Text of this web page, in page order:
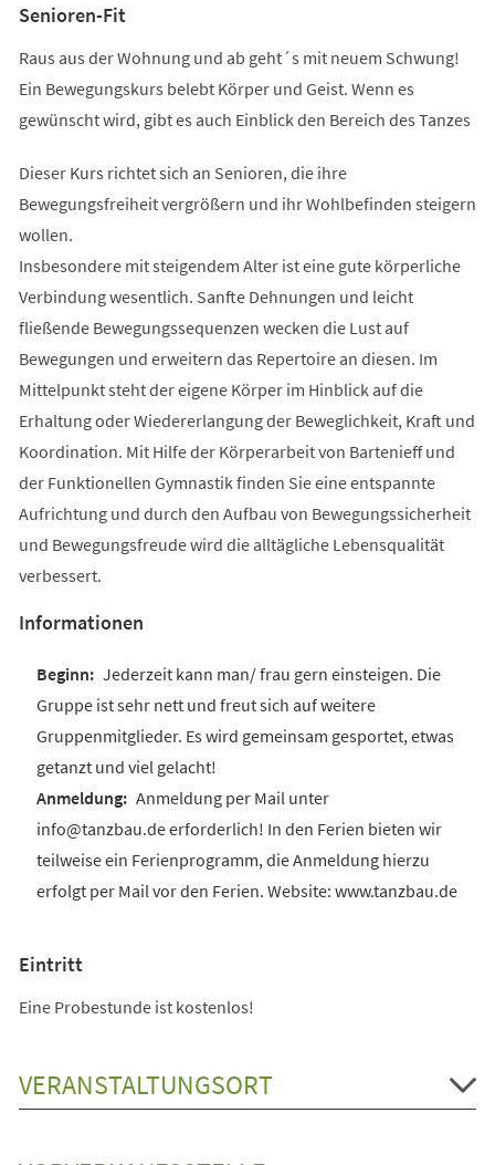
Senioren-Fit
Raus aus der Wohnung und ab geht´s mit neuem Schwung!
Ein Bewegungskurs belebt Körper und Geist. Wenn es
gewünscht wird, gibt es auch Einblick den Bereich des Tanzes
Dieser Kurs richtet sich an Senioren, die ihre
Bewegungsfreiheit vergrößern und ihr Wohlbefinden steigern
wollen.
Insbesondere mit steigendem Alter ist eine gute körperliche
Verbindung wesentlich. Sanfte Dehnungen und leicht
fließende Bewegungssequenzen wecken die Lust auf
Bewegungen und erweitern das Repertoire an diesen. Im
Mittelpunkt steht der eigene Körper im Hinblick auf die
Erhaltung oder Wiedererlangung der Beweglichkeit, Kraft und
Koordination. Mit Hilfe der Körperarbeit von Bartenieff und
der Funktionellen Gymnastik finden Sie eine entspannte
Aufrichtung und durch den Aufbau von Bewegungssicherheit
und Bewegungsfreude wird die alltägliche Lebensqualität
verbessert.
Informationen
Jederzeit kann man/ frau gern einsteigen. Die
Gruppe ist sehr nett und freut sich auf weitere
Gruppenmitglieder. Es wird gemeinsam gesportet, etwas
getanzt und viel gelacht!
Anmeldung per Mail unter
info@tanzbau.de erforderlich! In den Ferien bieten wir
teilweise ein Ferienprogramm, die Anmeldung hierzu
erfolgt per Mail vor den Ferien. Website: www.tanzbau.de
Eintritt
Eine Probestunde ist kostenlos!
VERANSTALTUNGSORT